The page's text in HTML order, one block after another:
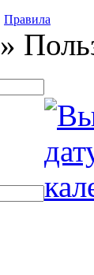
Правила
»